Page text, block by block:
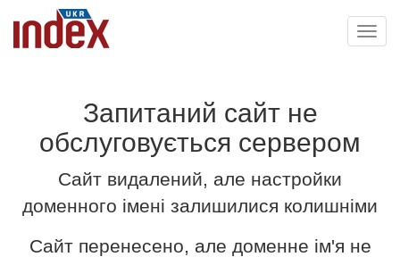
Запитаний сайт не
обслуговується сервером
Сайт видалений, але настройки
доменного імені залишилися колишніми
Сайт перенесено, але доменне ім'я не